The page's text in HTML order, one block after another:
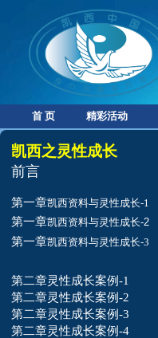
首 页 精彩活动
凯西之灵性成长
前言
第一章凯西资料与灵性成长-1
第一章凯西资料与灵性成长-2
第一章凯西资料与灵性成长-3
第二章灵性成长案例-1
第二章灵性成长案例-2
第二章灵性成长案例-3
第二章灵性成长案例-4